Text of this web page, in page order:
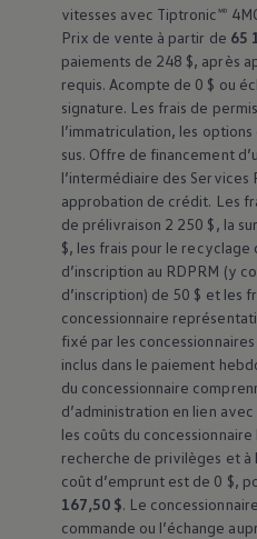
vitesses avec Tiptronic🅫
Prix de vente à partir de 65
paiements de 248 $, après
requis. Acompte de 0 $ ou
signature. Les frais de
l’immatriculation, les
sus. Offre de financement
l’intermédiaire des Services
approbation de crédit. Les
de prélivraison 2 250 $, la
$, les frais pour le recyclage
d’inscription au RDPRM (y
d’inscription) de 50 $ et les
concessionnaire
fixé par les
inclus dans le paiement
du concessionnaire
d’administration en lien
les coûts du
recherche de privilèges et
coût d’emprunt est de 0 $,
167,50 $. Le
commande ou l’échange